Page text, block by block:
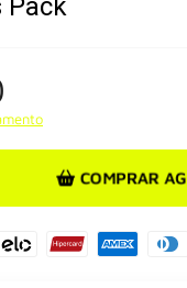
Pack
COMPRAR